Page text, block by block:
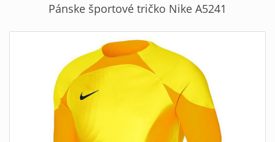
Pánske športové tričko Nike A5241